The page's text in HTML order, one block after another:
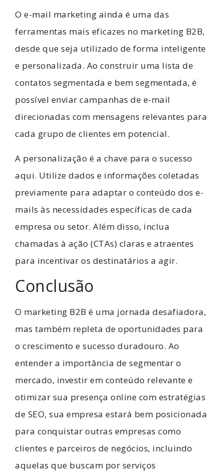
O e-mail marketing ainda é uma das
ferramentas mais eficazes no marketing B2B,
desde que seja utilizado de forma inteligente
e personalizada. Ao construir uma lista de
contatos segmentada e bem segmentada, é
possível enviar campanhas de e-mail
direcionadas com mensagens relevantes para
cada grupo de clientes em potencial.
A personalização é a chave para o sucesso
aqui. Utilize dados e informações coletadas
previamente para adaptar o conteúdo dos e-
mails às necessidades específicas de cada
empresa ou setor. Além disso, inclua
chamadas à ação (CTAs) claras e atraentes
para incentivar os destinatários a agir.
Conclusão
O marketing B2B é uma jornada desafiadora,
mas também repleta de oportunidades para
o crescimento e sucesso duradouro. Ao
entender a importância de segmentar o
mercado, investir em conteúdo relevante e
otimizar sua presença online com estratégias
de SEO, sua empresa estará bem posicionada
para conquistar outras empresas como
clientes e parceiros de negócios, incluindo
aquelas que buscam por serviços